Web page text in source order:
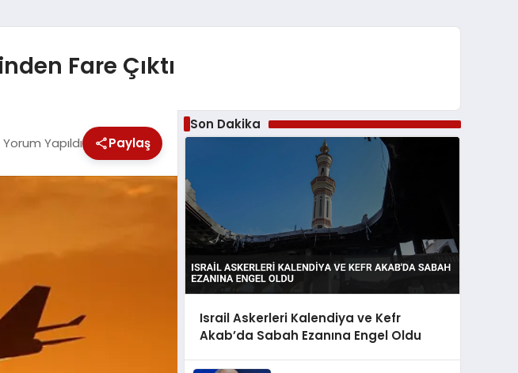
Fare Çıktı
Yapıldı Paylaş
Son Dakika
Israil Askerleri Kalendiya ve Kefr
Akab’da Sabah Ezanına Engel Oldu